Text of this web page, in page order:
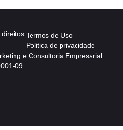
direitos Termos de Uso
Politica de privacidade
e Consultoria Empresarial
09